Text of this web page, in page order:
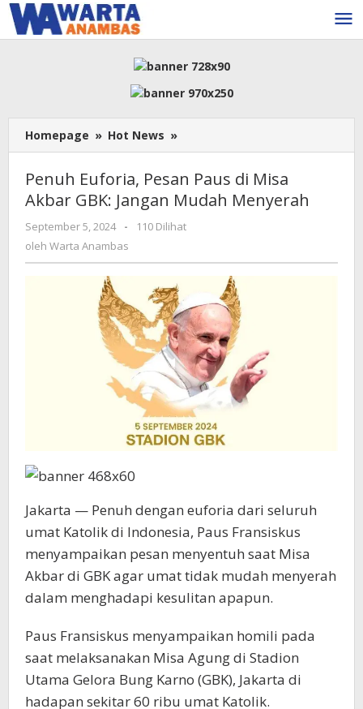
Lewati
ke
konten
Homepage » Hot News »
Euforia,
Paus
di
Menyerah
Penuh Euforia, Pesan Paus di Misa
Akbar GBK: Jangan Mudah Menyerah
September 5, 2024
oleh
-
110 Dilihat
oleh Warta Anambas
Jakarta — Penuh dengan euforia dari seluruh
umat Katolik di Indonesia, Paus Fransiskus
menyampaikan pesan menyentuh saat Misa
Akbar di GBK agar umat tidak mudah menyerah
dalam menghadapi kesulitan apapun.
Paus Fransiskus menyampaikan homili pada
saat melaksanakan Misa Agung di Stadion
Utama Gelora Bung Karno (GBK), Jakarta di
hadapan sekitar 60 ribu umat Katolik.